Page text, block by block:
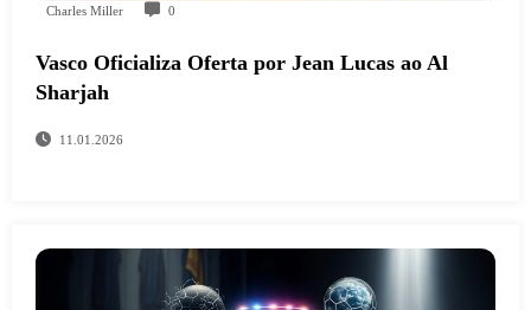
Charles Miller 0
Vasco Oficializa Oferta por Jean Lucas ao Al
Sharjah
11.01.2026